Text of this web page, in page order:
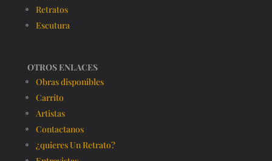
Retratos
Escutura
OTROS ENLACES
Obras disponibles
Carrito
Artistas
Contactanos
¿quieres Un Retrato?